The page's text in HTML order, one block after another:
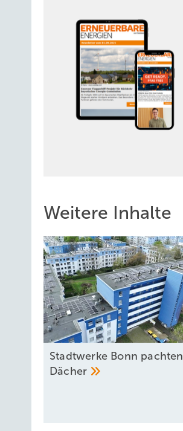
Weitere Inhalte
Stadtwerke Bonn pachten
Dächer